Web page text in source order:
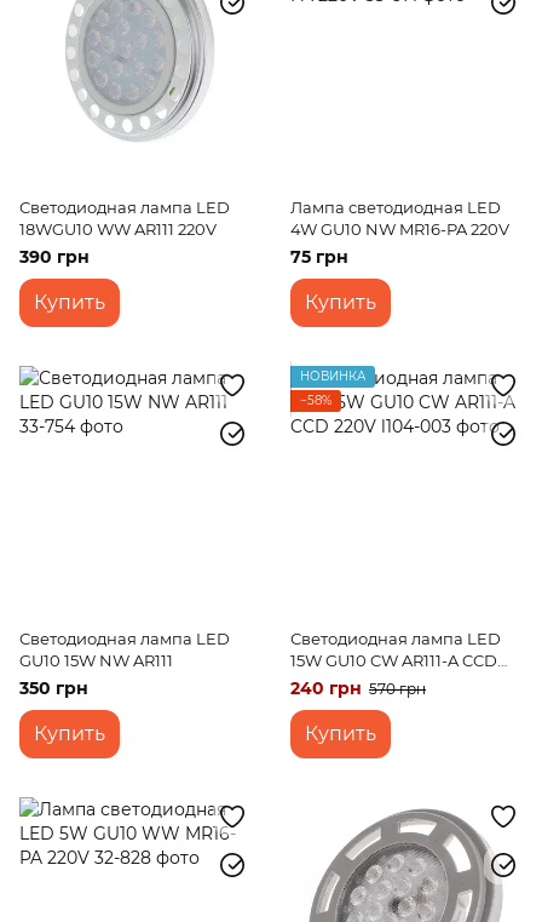
Светодиодная лампа LED
18WGU10 WW AR111 220V
390 грн
Купить
Лампа светодиодная LED
4W GU10 NW MR16-PA 220V
75 грн
Купить
Светодиодная лампа LED
GU10 15W NW AR111
350 грн
Купить
НОВИНКА
−58%
Светодиодная лампа LED
15W GU10 CW AR111-A CCD
220V
240 грн 570 грн
Купить